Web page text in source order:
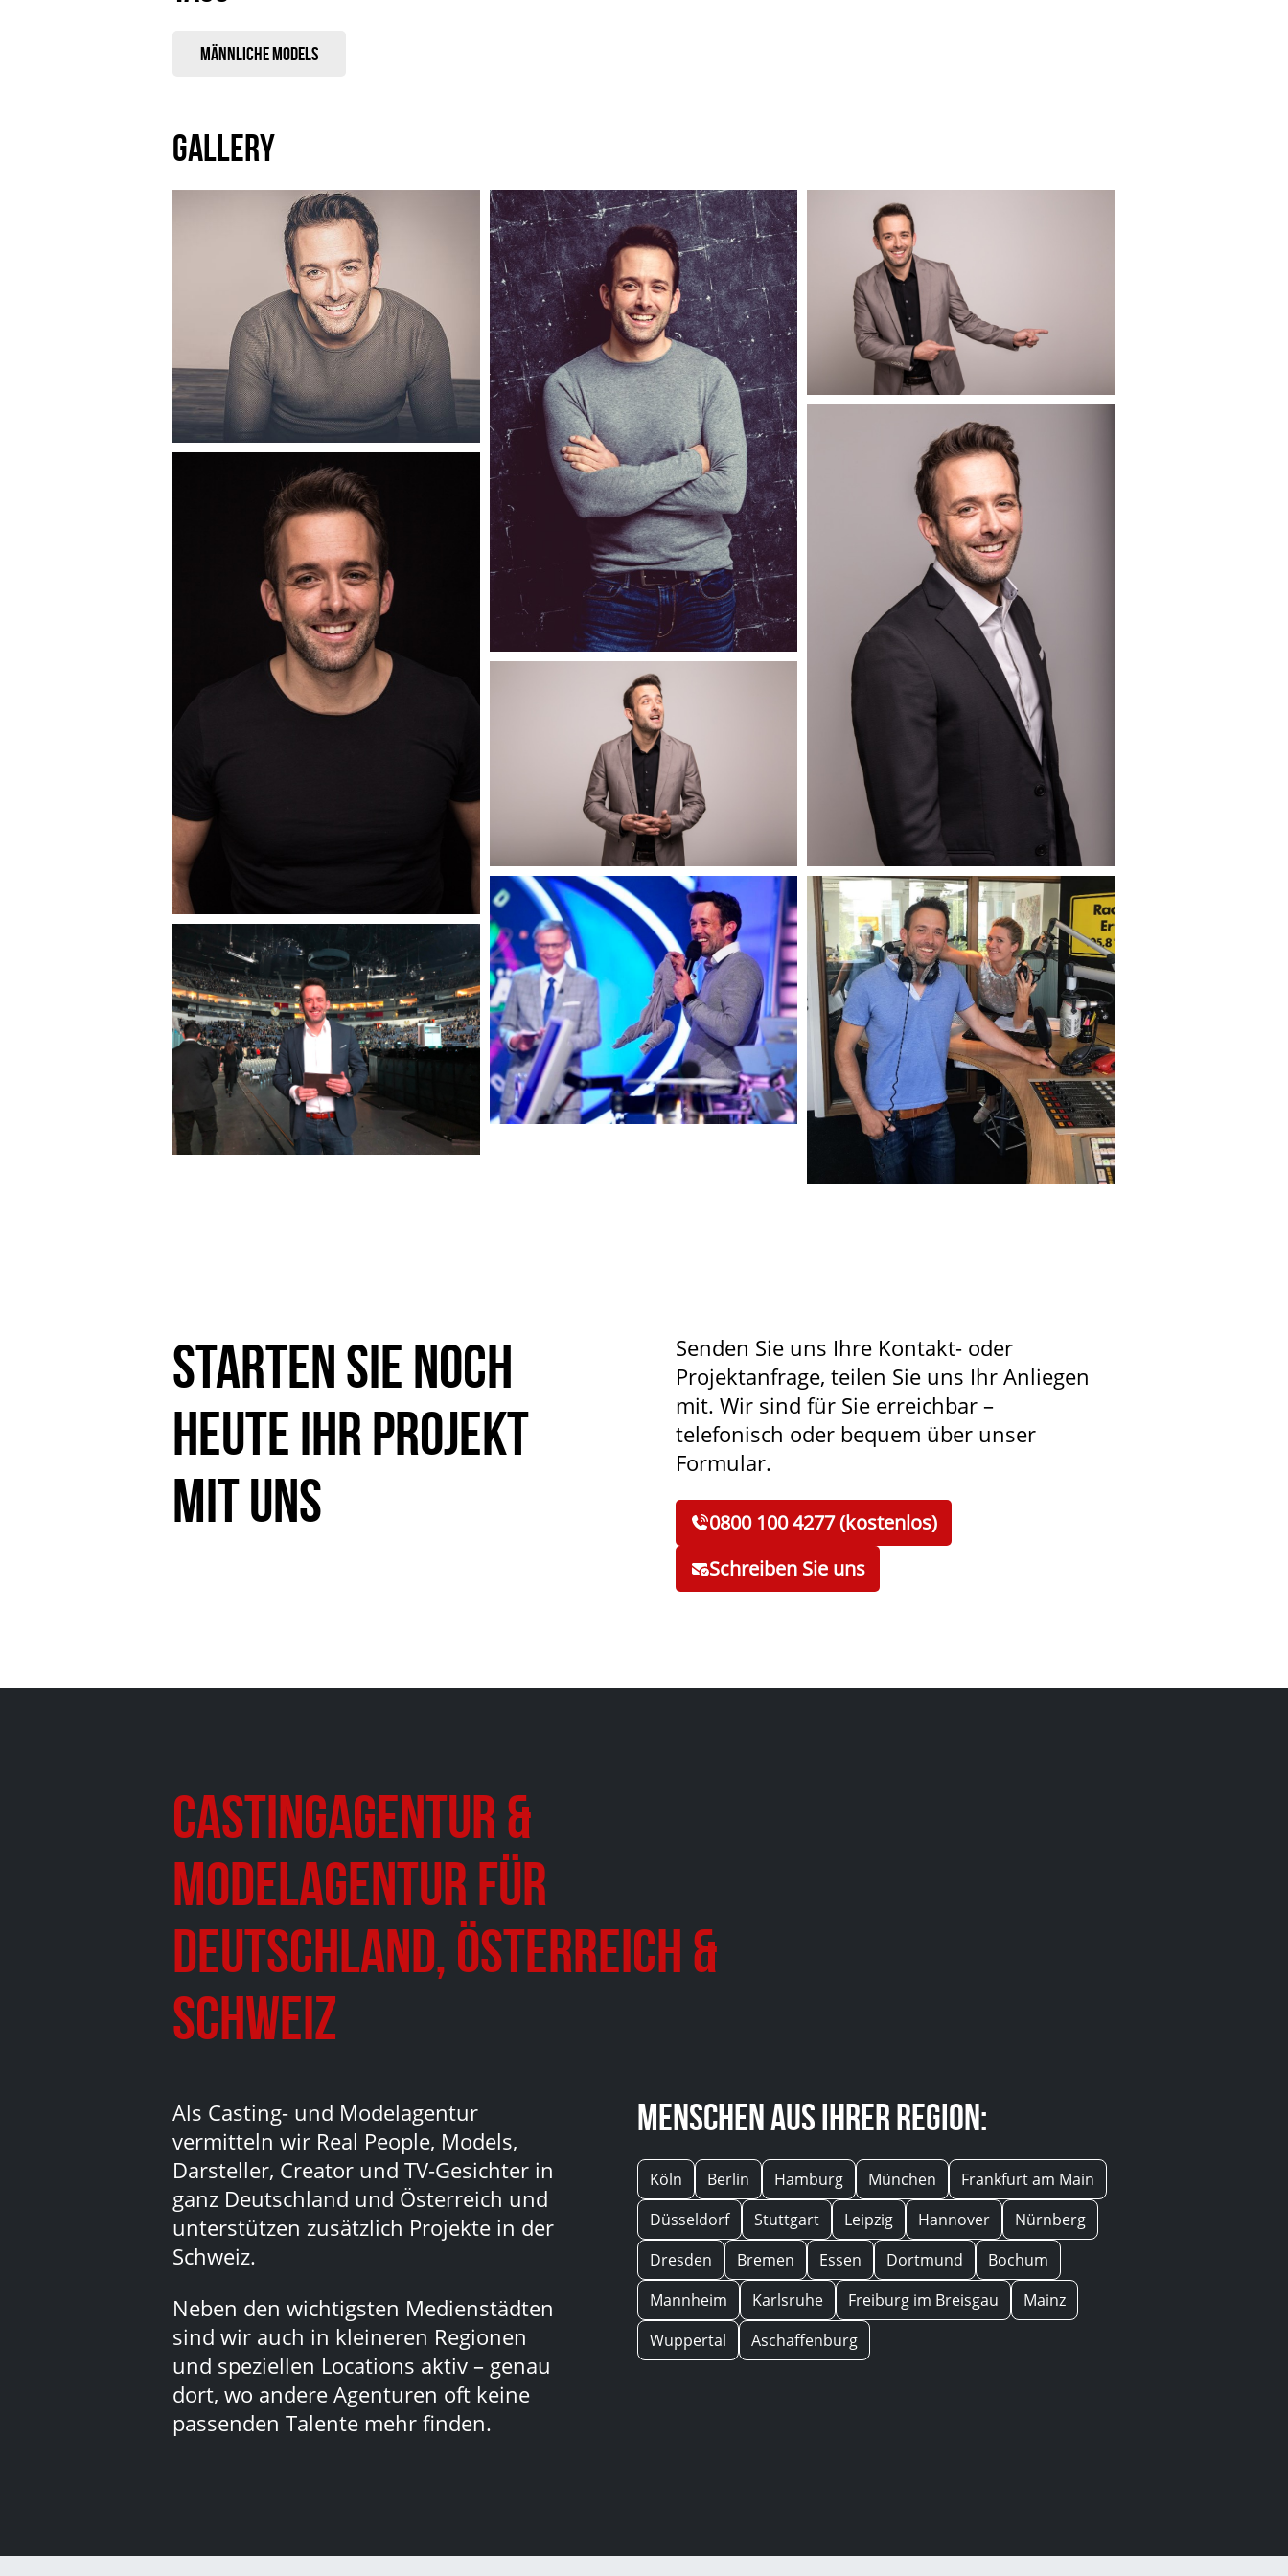
Männliche Models
GALLERY
Starten Sie noch
heute Ihr Projekt
mit uns
Senden Sie uns Ihre Kontakt- oder
Projektanfrage, teilen Sie uns Ihr Anliegen
mit. Wir sind für Sie erreichbar –
telefonisch oder bequem über unser
Formular.
0800 100 4277 (kostenlos)
Schreiben Sie uns
Castingagentur &
Modelagentur für
Deutschland, Österreich &
Schweiz
Als Casting- und Modelagentur
vermitteln wir Real People, Models,
Darsteller, Creator und TV-Gesichter in
ganz Deutschland und Österreich und
unterstützen zusätzlich Projekte in der
Schweiz.
Neben den wichtigsten Medienstädten
sind wir auch in kleineren Regionen
und speziellen Locations aktiv – genau
dort, wo andere Agenturen oft keine
passenden Talente mehr finden.
Menschen aus Ihrer Region:
Köln Berlin Hamburg München
Frankfurt am Main
Düsseldorf
Stuttgart Leipzig Hannover
Nürnberg
Dresden
Bremen Essen Dortmund
Bochum
Mannheim
Karlsruhe Freiburg im Breisgau
Mainz
Wuppertal
Aschaffenburg